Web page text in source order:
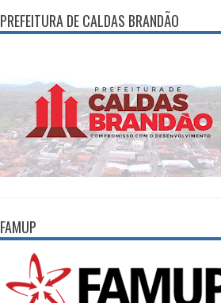
PREFEITURA DE CALDAS BRANDÃO
FAMUP